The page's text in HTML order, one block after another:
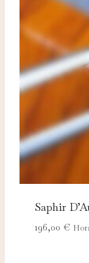
Saphir
196,00 €